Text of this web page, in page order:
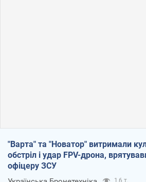
"Варта" та "Новатор" витримали
обстріл і удар FPV-дрона,
офіцеру ЗСУ
1,6 т.